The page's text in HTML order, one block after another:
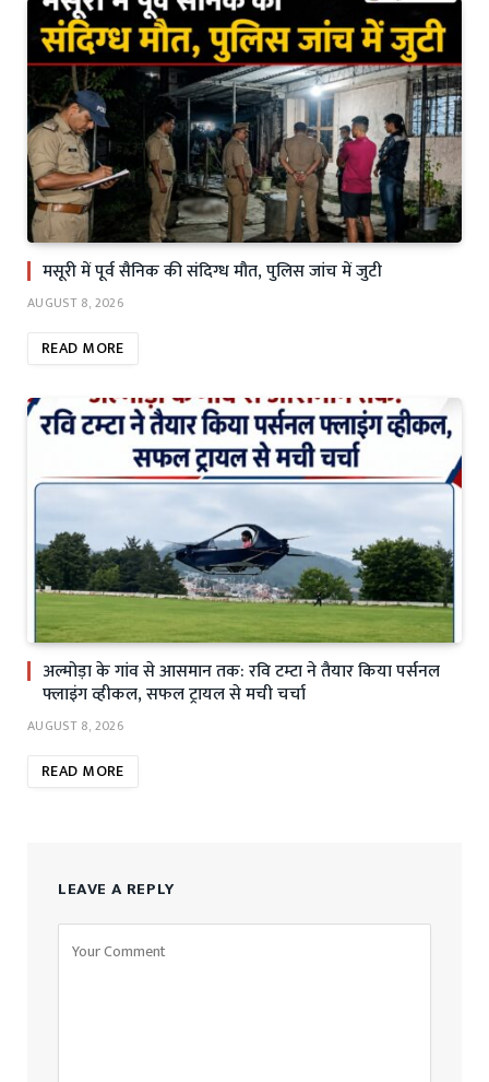
मसूरी में पूर्व सैनिक की संदिग्ध मौत, पुलिस जांच में जुटी
AUGUST 8, 2026
READ MORE
अल्मोड़ा के गांव से आसमान तक: रवि टम्टा ने तैयार किया पर्सनल
फ्लाइंग व्हीकल, सफल ट्रायल से मची चर्चा
AUGUST 8, 2026
READ MORE
LEAVE A REPLY